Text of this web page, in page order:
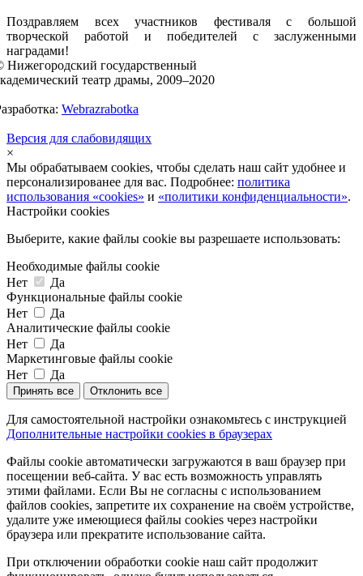
Поздравляем всех участников фестиваля с большой
творческой работой и победителей с заслуженными
наградами!
Нижегородский государственный
театр драмы, 2009–2020
Webrazrabotka
Версия для слабовидящих
×
Мы обрабатываем cookies, чтобы сделать наш сайт удобнее и
персонализированее для вас. Подробнее: политика
использования «cookies» и «политики конфиденциальности».
Настройки cookies
Выберите, какие файлы cookie вы разрешаете использовать:
Необходимые файлы cookie
Нет
Да
Функциональные файлы cookie
Нет
Да
Аналитические файлы cookie
Нет
Да
Маркетинговые файлы cookie
Нет
Да
Принять все Отклонить все
Для самостоятельной настройки ознакомьтесь с инструкцией
Дополнительные настройки cookies в браузерах
Файлы cookie автоматически загружаются в ваш браузер при
посещении веб-сайта. У вас есть возможность управлять
этими файлами. Если Вы не согласны с использованием
файлов cookies, запретите их сохранение на своём устройстве,
удалите уже имеющиеся файлы cookies через настройки
браузера или прекратите использование сайта.
При отключении обработки cookie наш сайт продолжит